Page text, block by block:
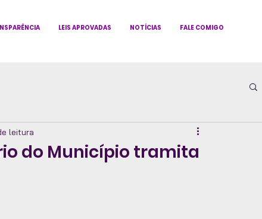
LEIS APROVADAS NOTÍCIAS FALE COMIGO
do Município tramita
leitura